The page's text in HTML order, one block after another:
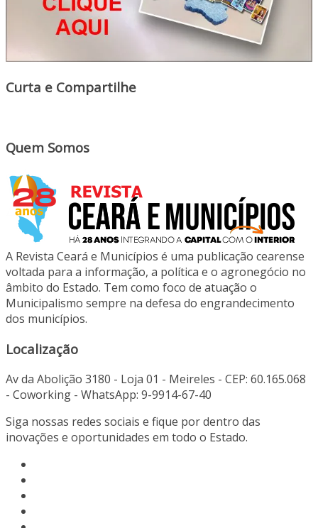
Curta e Compartilhe
Quem Somos
A Revista Ceará e Municípios é uma publicação cearense
voltada para a informação, a política e o agronegócio no
âmbito do Estado. Tem como foco de atuação o
Municipalismo sempre na defesa do engrandecimento
dos municípios.
Localização
Av da Abolição 3180 - Loja 01 - Meireles - CEP: 60.165.068
- Coworking - WhatsApp: 9-9914-67-40
Siga nossas redes sociais e fique por dentro das
inovações e oportunidades em todo o Estado.